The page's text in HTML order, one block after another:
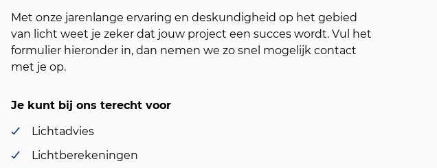
Met onze jarenlange ervaring en deskundigheid op het gebied
van licht weet je zeker dat jouw project een succes wordt. Vul het
formulier hieronder in, dan nemen we zo snel mogelijk contact
met je op.
Je kunt bij ons terecht voor
Lichtadvies
Lichtberekeningen